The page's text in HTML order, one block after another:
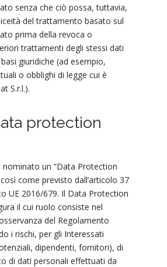
senza che ciò possa, tuttavia,
del trattamento basato sul
prima della revoca o
trattamenti degli stessi dati
giuridiche (ad esempio,
o obblighi di legge cui è
S.r.l.).
protection
nominato un “Data Protection
come previsto dall’articolo 37
UE 2016/679. Il Data Protection
il cui ruolo consiste nel
del Regolamento
i rischi, per gli Interessati
dipendenti, fornitori), di
di dati personali effettuati da